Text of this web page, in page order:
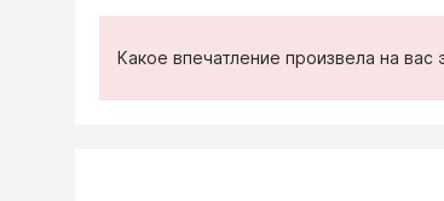
Какое впечатление произвела на